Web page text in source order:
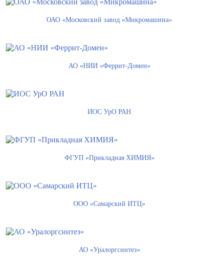
ОАО «Московский завод «Микромашина»
АО «НИИ «Феррит-Домен»
ИОС УрО РАН
ФГУП «Прикладная ХИМИЯ»
ООО «Самарский ИТЦ»
АО «Уралоргсинтез»